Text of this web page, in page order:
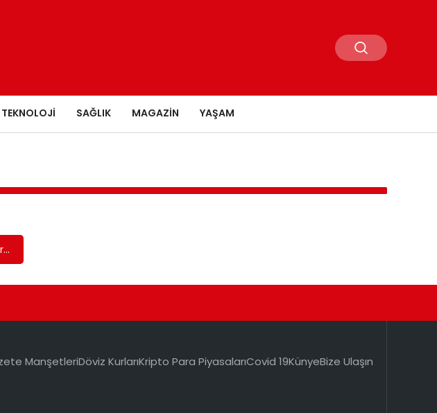
TEKNOLOJI SAĞLIK MAGAZIN YAŞAM
ManşetleriDöviz KurlarıKripto Para PiyasalarıCovid 19KünyeBize Ulaşın